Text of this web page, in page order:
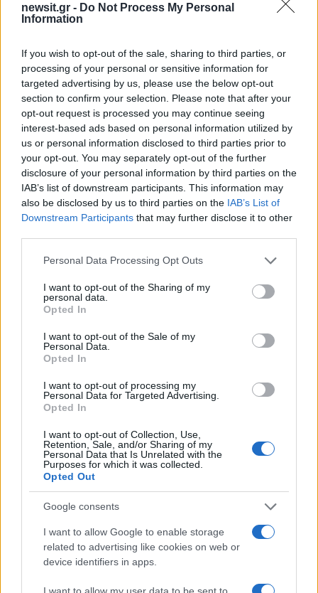
newsit.gr - Do Not Process My Personal
Information
If you wish to opt-out of the sale, sharing to third parties, or
processing of your personal or sensitive information for
targeted advertising by us, please use the below opt-out
section to confirm your selection. Please note that after your
opt-out request is processed you may continue seeing
interest-based ads based on personal information utilized by
us or personal information disclosed to third parties prior to
your opt-out. You may separately opt-out of the further
disclosure of your personal information by third parties on the
IAB’s list of downstream participants. This information may
also be disclosed by us to third parties on the IAB’s List of
Downstream Participants that may further disclose it to other
Please note that this website/app uses one or more Google
not limited to your visit or usage behaviour. You may click to
grant or deny consent to Google and its third-party tags to
use your data for below specified purposes in below Google
consent section.
Personal Data Processing Opt Outs
I want to opt-out of the Sharing of my
personal data.
Opted In
I want to opt-out of the Sale of my
Personal Data.
Opted In
I want to opt-out of processing my
Personal Data for Targeted Advertising.
Opted In
I want to opt-out of Collection, Use,
Retention, Sale, and/or Sharing of my
Personal Data that Is Unrelated with the
Purposes for which it was collected.
Opted Out
Google consents
I want to allow Google to enable storage
related to advertising like cookies on web or
device identifiers in apps.
I want to allow my user data to be sent to
Όροι Χρήσης. Το site προστατεύεται από reCAPTCHA, ισχύουν
Πολιτική Απορρήτου
ΑΡΗΣ
ΘΕΣΣΑΛΟΝΙΚΗ
ΝΕΚΡΟΣ ΟΠΑΔΟΣ
Share:
Ακολουθήστε το Νewsit.gr στοGoogle Newsκαι
ενημερωθείτε πρώτοι για όλη την ειδησεογραφία και τα
τελευταία νέατης ημέρας
Πιο δημοφιλή
Πάρος: «Αν ήταν κάποιος πάνω από την
πισίνα, δε θα είχα θρηνήσει το παιδί μου» –
Η σπαρακτική περιγραφή του πατέρα και
τα κενά στους ισχυρισμούς του ιδιοκτήτη
του beach bar
Μετέτρεψαν το Σαρακήνικο της Μήλου σε
τους για να κάνουν μπάνιο
Μπρίτνεϊ Σπίαρς: Έκανε αποτυχημένο
εμπειρία της
Γιάννης Παπαμιχαήλ: «Η απαγόρευση
αφορά στη χρήση της εικόνας και της
φωνής της Αλίκης Βουγιουκλάκη μέσω AI»
Ο δημοσιογράφος Βασίλης Τσεκούρας
του, Γωγώ Μπαλή
Πιο σχολιασμένα